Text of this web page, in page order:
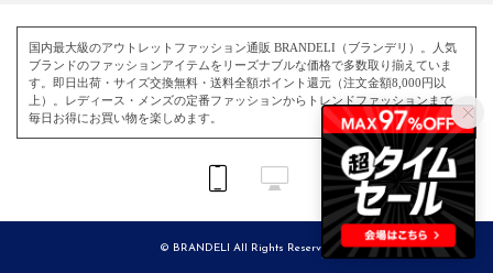
国内最大級のアウトレットファッション通販 BRANDELI（ブランデリ）。人気
ブランドのファッションアイテムをリーズナブルな価格で多数取り揃えていま
す。即日出荷・サイズ交換無料・送料全額ポイント還元（注文金額8,000円以
上）。レディース・メンズの定番ファッションからトレンドファッションまで、
毎日お得にお買い物を楽しめます。
© BRANDELI All Rights Reserved